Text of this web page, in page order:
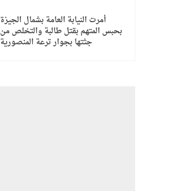
أمرت النيابة العامة بشمال الجيزة
بحبس المتهم بقتل طالبة والتخلص من
جثتها بجوار ترعة المنصورية